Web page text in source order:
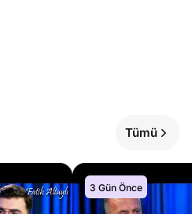
Tümü
3 Gün Önce